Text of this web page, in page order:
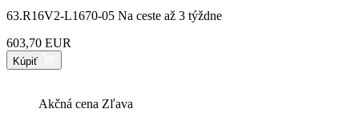
63.R16V2-L1670-05 Na ceste až 3 týždne
603,70 EUR
Kúpiť
Akčná cena Zľava